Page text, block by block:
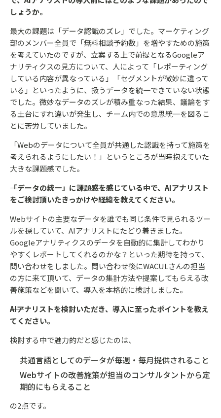
しょうか。
最大の課題は「データ認識のズレ」でした。マーケティング
部のメンバー全員で「無料相談予約数」を増やすための施策
を考えていたのですが、立案する上で前提となるGoogleア
ナリティクスの見方について、人によって「レポーティング
している内容が異なっている」「セグメントが微妙に違って
いる」といったように、扱うデータを統一できていない状態
でした。微妙なデータのズレが積み重なった結果、議論をす
る土台にすれ違いが発生し、チーム内での意思統一を図るこ
とに苦労していました。
「Webのデータについて全員が共通した認識を持って施策を
考えられるようにしたい！」というところが当時抱えていた
大きな課題感でした。
――「データの統一」に課題感を感じている中で、AIアナリスト
をご検討頂いたきっかけや経緯を教えてください。
Webサイトの主要なデータを誰でも同じ条件で見られるツー
ルを探していて、AIアナリストにたどり着きました。
Googleアナリティクスのデータを自動的に集計してわかり
やすくレポートしてくれるのかな？といった期待を持って、
問い合わせをしました。問い合わせ後にWACULさんの担当
の方に来て頂いて、データの集計方法や提案してもらえる改
善施策などを聞いて、導入を本格的に検討しました。
――AIアナリストを検討いただき、導入に至ったポイントを教え
てください。
検討する中で魅力的だと感じたのは、
共通言語としてのデータが毎週・毎月提供されること
Webサイトの改善施策が担当のコンサルタントから定
期的にもらえること
の2点です。